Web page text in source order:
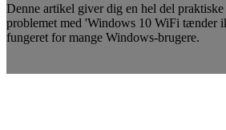
Denne artikel giver dig en hel del
problemet med 'Windows 10 WiFi tænder
fungeret for mange Windows-brugere.